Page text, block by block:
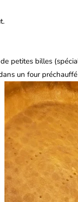
petites billes
un four